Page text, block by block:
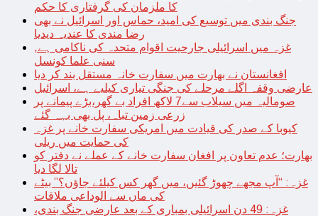
کا ملزمان کی گرفتاری کا حکم
جنگ بندی میں توسیع کی امید، حماس اور اسرائیل نے بھی
رضا مندی کا عندیہ دیدیا
غزہ میں اسرائیلی جارحیت اقوام متحدہ کی ناکامی ہے,
سنی علما کونسل
افغانستان نے بھارت میں سفارت خانہ مستقل بند کر دیا
عارضی وقفہ اگلے مرحلے کی جنگی تیاری کیلیے ہے، اسرائیل
صومالیہ میں سیلاب سے7 لاکھ افراد بے گھر،بڑے پیمانے پر
زرعی زمین تباہ، پل بھی بہہ گئے
کیوبا کے صدر کی قیادت میں امریکی سفارت خانے پر غزہ
کی حمایت میں ریلی
بھارت؛ عدم تعاون پر افغان سفارت خانے کے عملے نے دفتر کو
تالا لگا دیا
غزہ: “آپ مجھے چھوڑ گئیں، میں گھر کس کیلئے جاؤں؟” بیٹے
کی ماں سے الوداعی ملاقات
غزہ: 49 دن اسرائیلی بمباری کے بعد عارضی جنگ بندی،